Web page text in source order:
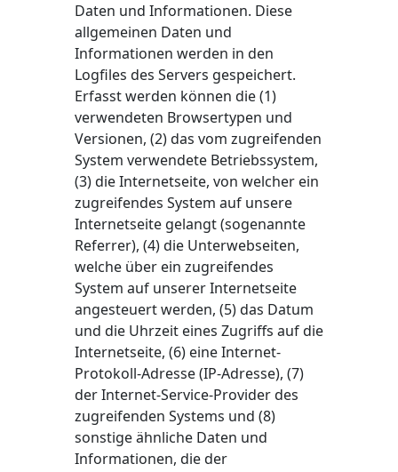
Daten und Informationen. Diese
allgemeinen Daten und
Informationen werden in den
Logfiles des Servers gespeichert.
Erfasst werden können die (1)
verwendeten Browsertypen und
Versionen, (2) das vom zugreifenden
System verwendete Betriebssystem,
(3) die Internetseite, von welcher ein
zugreifendes System auf unsere
Internetseite gelangt (sogenannte
Referrer), (4) die Unterwebseiten,
welche über ein zugreifendes
System auf unserer Internetseite
angesteuert werden, (5) das Datum
und die Uhrzeit eines Zugriffs auf die
Internetseite, (6) eine Internet-
Protokoll-Adresse (IP-Adresse), (7)
der Internet-Service-Provider des
zugreifenden Systems und (8)
sonstige ähnliche Daten und
Informationen, die der